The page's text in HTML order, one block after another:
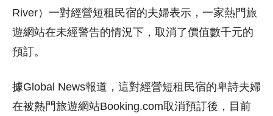
River）一對經營短租民宿的夫婦表示，一家熱門旅
遊網站在未經警告的情況下，取消了價值數千元的
預訂。
據Global News報道，這對經營短租民宿的卑詩夫婦
在被熱門旅遊網站Booking.com取消預訂後，目前